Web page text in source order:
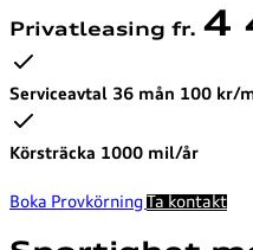
Privatleasing fr. 4
Serviceavtal 36 mån 100 kr/
Körsträcka 1000 mil/år
Boka Provkörning Ta kontakt